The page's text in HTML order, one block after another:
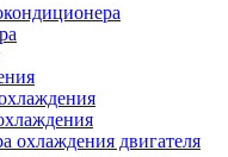
охлаждения двигателя